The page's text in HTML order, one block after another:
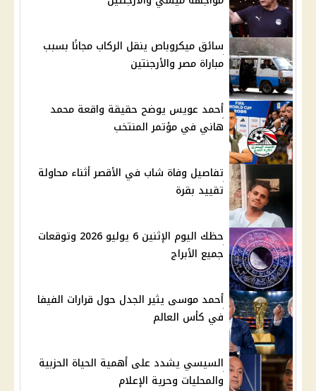
سائق ميكروباص ينقل الركاب مجانًا بسبب
مباراة مصر والأرجنتين
أحمد عويس يوضح حقيقة واقعة محمد
هاني في مؤتمر المنتخب
تفاصيل وفاة شاب في الأقصر أثناء محاولة
تقييد بقرة
حظك اليوم الإثنين 6 يوليو 2026 وتوقعات
جميع الأبراج
أحمد موسى يثير الجدل حول قرارات الفيفا
في كأس العالم
السيسي يشدد على أهمية الحياة الحزبية
والمحليات وحرية الإعلام